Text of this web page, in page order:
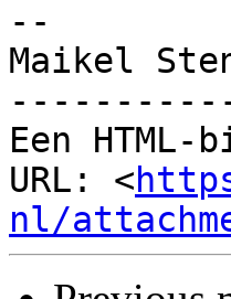
--
Maikel
Een
URL: <
nl/